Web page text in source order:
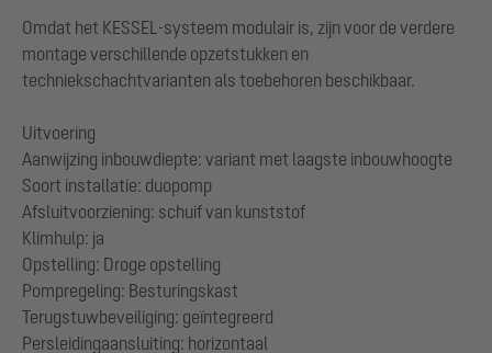
Omdat het KESSEL-systeem modulair is, zijn voor de verdere
montage verschillende opzetstukken en
techniekschachtvarianten als toebehoren beschikbaar.
Uitvoering
Aanwijzing inbouwdiepte: variant met laagste inbouwhoogte
Soort installatie: duopomp
Afsluitvoorziening: schuif van kunststof
Klimhulp: ja
Opstelling: Droge opstelling
Pompregeling: Besturingskast
Terugstuwbeveiliging: geïntegreerd
Persleidingaansluiting: horizontaal